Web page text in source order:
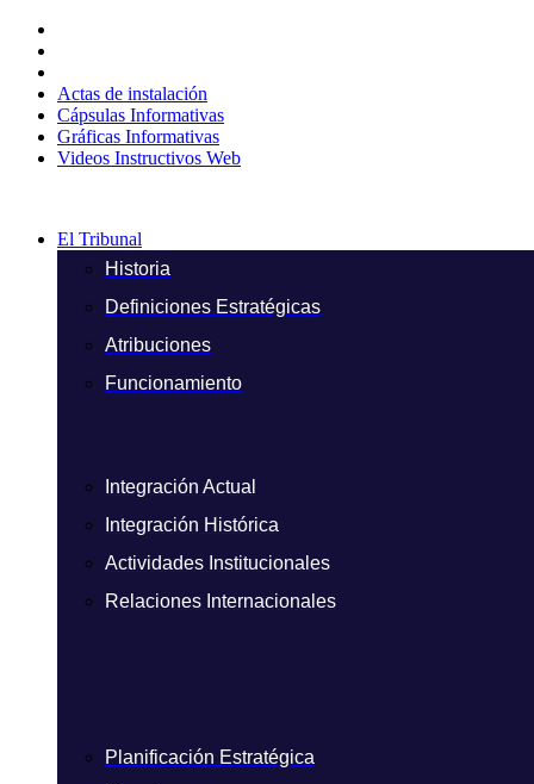
contenido
Actas de instalación
Cápsulas Informativas
Gráficas Informativas
Videos Instructivos Web
El Tribunal
Historia
Definiciones Estratégicas
Atribuciones
Funcionamiento
Integración Actual
Integración Histórica
Actividades Institucionales
Relaciones Internacionales
Planificación Estratégica